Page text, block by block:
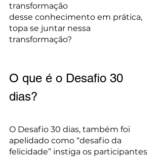
transformação
desse conhecimento em prática,
topa se juntar nessa
transformação?
O que é o Desafio 30
dias?
O Desafio 30 dias, também foi
apelidado como “desafio da
felicidade” instiga os participantes